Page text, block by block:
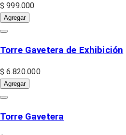
$ 999.000
Agregar
Torre Gavetera de Exhibición
$ 6.820.000
Agregar
Torre Gavetera